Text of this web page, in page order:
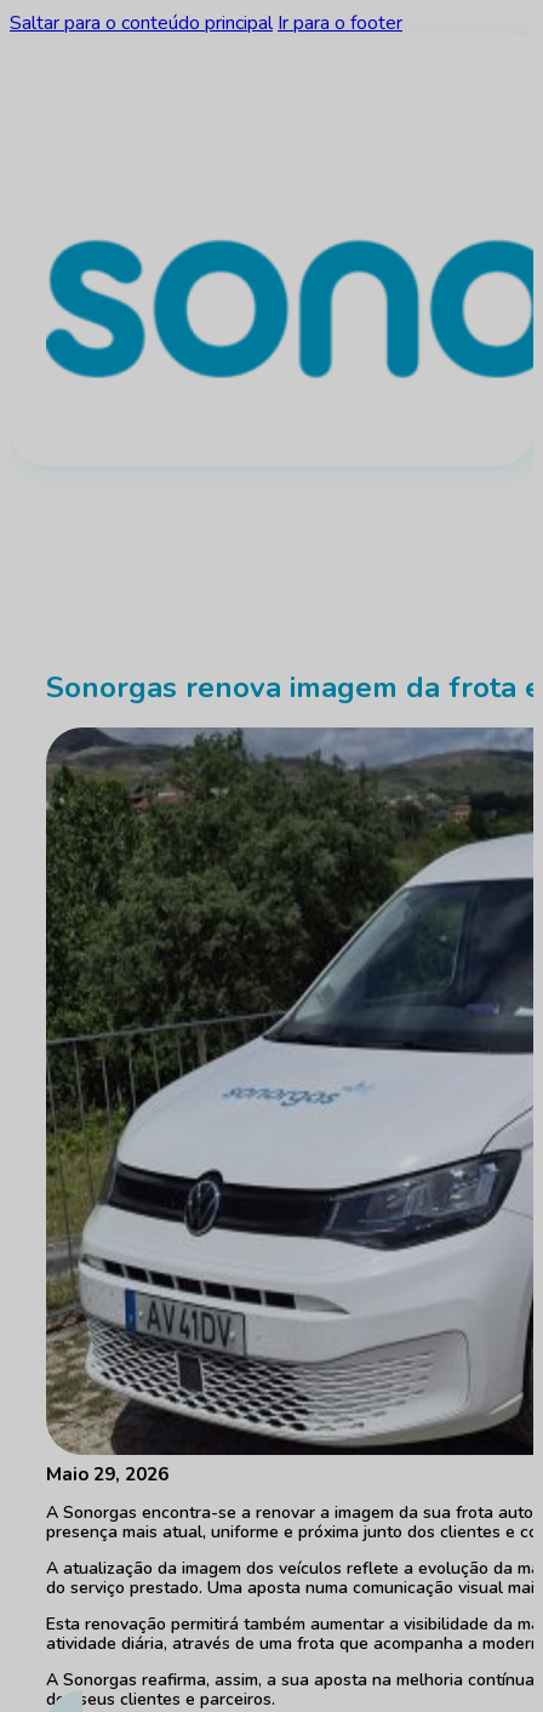
Saltar para o conteúdo principal Ir para o footer
Sonorgas renova imagem da frota
Maio 29, 2026
A Sonorgas encontra-se a renovar a imagem da sua frota
presença mais atual, uniforme e próxima junto dos clientes e
A atualização da imagem dos veículos reflete a evolução da
do serviço prestado. Uma aposta numa comunicação visual
Esta renovação permitirá também aumentar a visibilidade da
atividade diária, através de uma frota que acompanha a
A Sonorgas reafirma, assim, a sua aposta na melhoria
dos seus clientes e parceiros.